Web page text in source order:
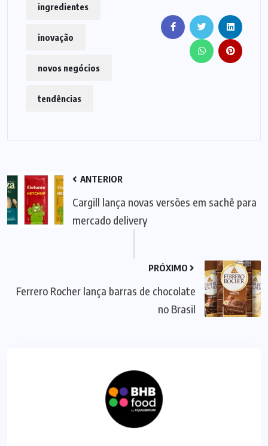
ingredientes
inovação
novos negócios
tendências
ANTERIOR
Cargill lança novas versões em sachê para
mercado delivery
PRÓXIMO
Ferrero Rocher lança barras de chocolate
no Brasil